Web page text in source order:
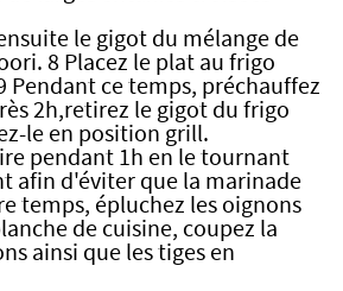
le gigot du mélange de
8 Placez le plat au frigo
Pendant ce temps, préchauffez
2h,retirez le gigot du frigo
le en position grill.
pendant 1h en le tournant
afin d'éviter que la marinade
temps, épluchez les oignons
de cuisine, coupez la
ainsi que les tiges en